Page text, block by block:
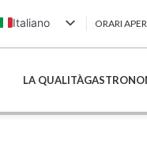
Italiano
English (UK)
Français
ORARI
LA QUALITÀ